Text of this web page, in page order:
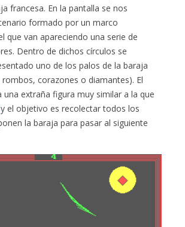
francesa. En la pantalla se nos
formado por un marco
que van apareciendo una serie de
Dentro de dichos círculos se
uno de los palos de la baraja
rombos, corazones o diamantes). El
una extraña figura muy similar a la que
y el objetivo es recolectar todos los
la baraja para pasar al siguiente